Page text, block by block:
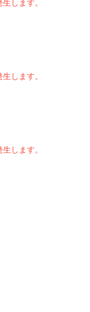
します。
します。
します。